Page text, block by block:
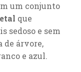
um conjunto
que
sedoso e sem
de árvore,
e azul.